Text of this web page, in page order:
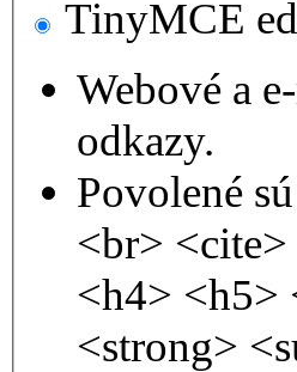
TinyMCE
Webové a
odkazy.
Povolené
<br>
<h4> <h5>
<strong>